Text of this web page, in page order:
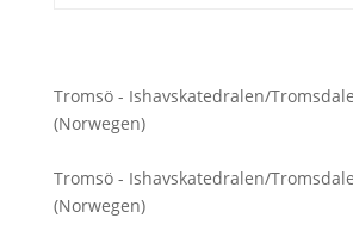
Tromsö - Ishavskatedralen/
(Norwegen)
Tromsö - Ishavskatedralen/
(Norwegen)